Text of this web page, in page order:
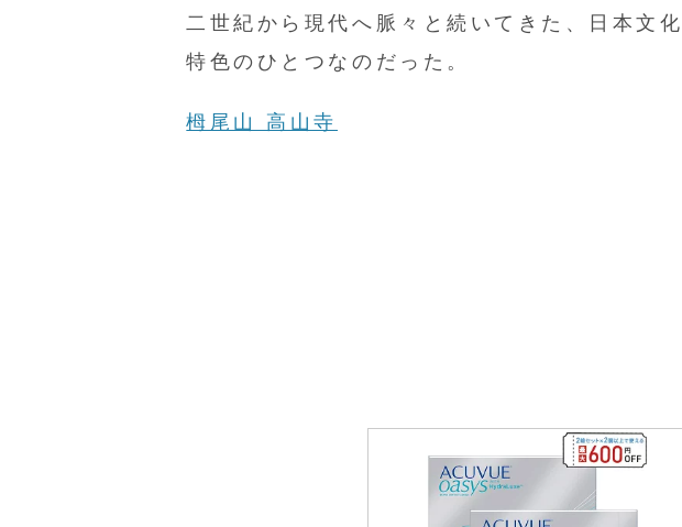
二世紀から現代へ脈々と続いてきた、日本文
特色のひとつなのだった。
栂尾山 高山寺